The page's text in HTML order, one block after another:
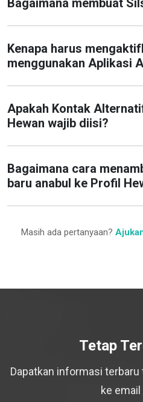
Bagaimana membuat
Kenapa harus
menggunakan Aplikasi
Apakah Kontak
Hewan wajib diisi?
Bagaimana cara
baru anabul ke Profil
Masih ada pertanyaan?
Tetap
Dapatkan informasi
ke email